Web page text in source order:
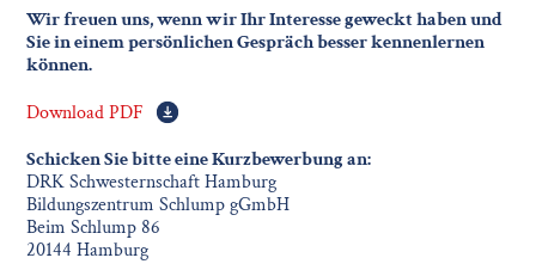
Wir freuen uns, wenn wir Ihr Interesse geweckt haben und
Sie in einem persönlichen Gespräch besser kennenlernen
können.
Download PDF
Schicken Sie bitte eine Kurzbewerbung an:
DRK Schwesternschaft Hamburg
Bildungszentrum Schlump gGmbH
Beim Schlump 86
20144 Hamburg